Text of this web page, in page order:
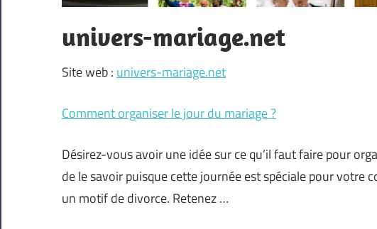
univers-mariage.net
Site web : univers-mariage.net
Comment organiser le jour du mariage ?
Désirez-vous avoir une idée sur ce qu’il faut faire pour
de le savoir puisque cette journée est spéciale pour votre
un motif de divorce. Retenez …